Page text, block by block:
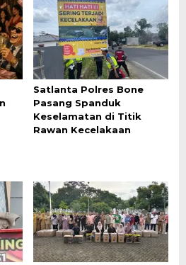
Satlanta Polres Bone
Pasang Spanduk
Keselamatan di Titik
Rawan Kecelakaan